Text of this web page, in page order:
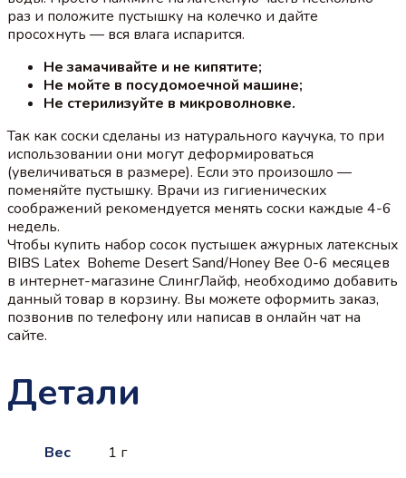
раз и положите пустышку на колечко и дайте
просохнуть — вся влага испарится.
Не замачивайте и не кипятите;
Не мойте в посудомоечной машине;
Не стерилизуйте в микроволновке.
Так как соски сделаны из натурального каучука, то при
использовании они могут деформироваться
(увеличиваться в размере). Если это произошло —
поменяйте пустышку. Врачи из гигиенических
соображений рекомендуется менять соски каждые 4-6
недель.
Чтобы купить набор сосок пустышек ажурных латексных
BIBS Latex Boheme Desert Sand/Honey Bee 0-6 месяцев
в интернет-магазине СлингЛайф, необходимо добавить
данный товар в корзину. Вы можете оформить заказ,
позвонив по телефону или написав в онлайн чат на
сайте.
Детали
Вес
1 г